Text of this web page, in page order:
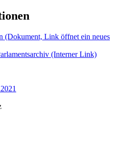
(Dokument, Link öffnet ein neues
(Interner Link)